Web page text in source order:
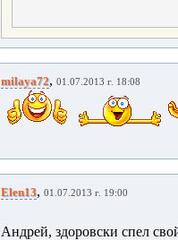
milaya72, 01.07.2013 г. 18:08
Elen13, 01.07.2013 г. 19:00
Андрей, здоровски спел